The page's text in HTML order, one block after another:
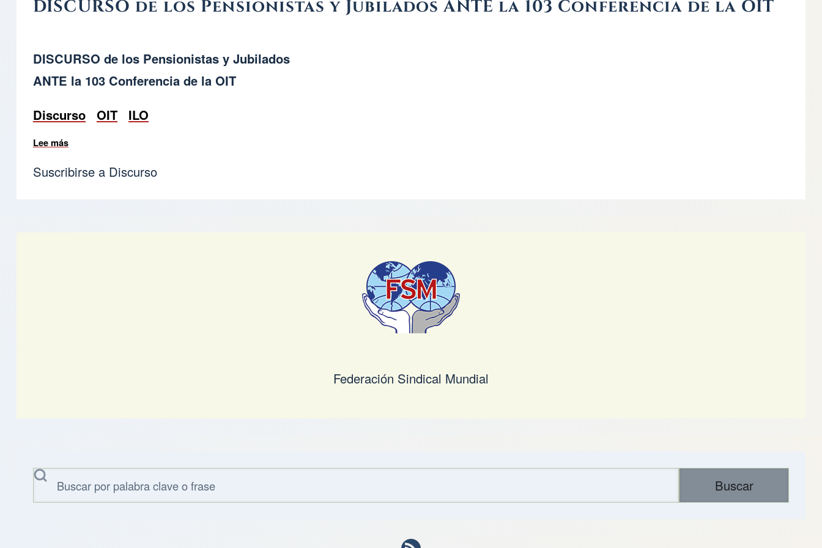
DISCURSO de los Pensionistas y Jubilados ANTE la 103 Conferencia de la OIT
DISCURSO de los Pensionistas y Jubilados
ANTE la 103 Conferencia de la OIT
Discurso
OIT ILO
Lee más
Suscribirse a Discurso
Federación Sindical Mundial
Buscar